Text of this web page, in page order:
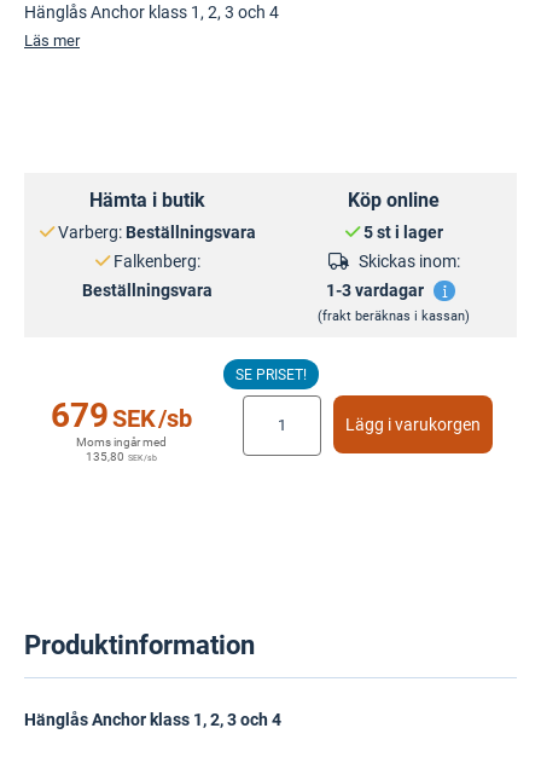
Hänglås Anchor klass 1, 2, 3 och 4
Läs mer
Hämta i butik
Varberg: Beställningsvara
Falkenberg:
Beställningsvara
Köp online
5 st i lager
Skickas inom:
1-3 vardagar
(frakt beräknas i kassan)
SE PRISET!
679SEK/sb
Moms ingår med
135,80 SEK/sb
Lägg i varukorgen
Produktinformation
Hänglås Anchor klass 1, 2, 3 och 4